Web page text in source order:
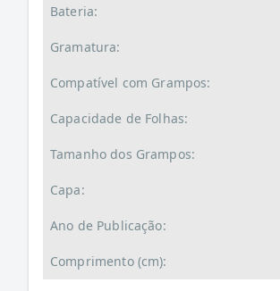
Bateria:
Gramatura:
Compatível com Grampos:
Capacidade de Folhas:
Tamanho dos Grampos:
Capa:
Ano de Publicação:
Comprimento (cm):